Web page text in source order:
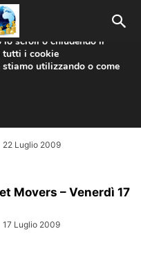
22 Luglio 2009
Movers – Venerdì 17
17 Luglio 2009
esperienza sul nostro
lo scroll o chiudendo il
tutti i cookie
utilizzando o come